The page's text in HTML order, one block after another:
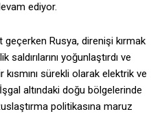
ediyor.
Rusya, direnişi kırmak
yoğunlaştırdı ve
kısmını sürekli olarak elektrik ve
altındaki doğu bölgelerinde
politikasına maruz